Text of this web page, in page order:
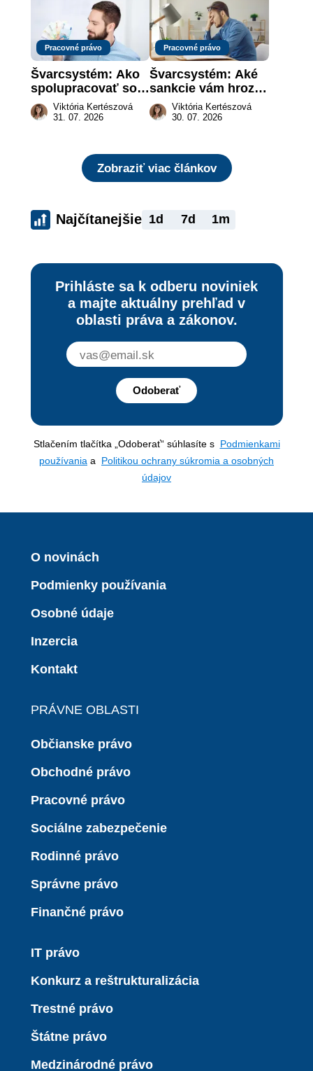
Pracovné právo
Švarcsystém: Ako
spolupracovať so
živnostníkom
legálne a bez
Viktória Kertészová
31. 07. 2026
Pracovné právo
Švarcsystém: Aké
sankcie vám hrozia
a prečo nestačí
zaplatiť pokutu?
Viktória Kertészová
30. 07. 2026
Zobraziť viac článkov
Najčítanejšie 1d 7d 1m
Prihláste sa k odberu noviniek
a majte aktuálny prehľad v
oblasti práva a zákonov.
Odoberať
Stlačením tlačítka „Odoberať“ súhlasíte s Podmienkami
používania a Politikou ochrany súkromia a osobných
údajov
O novinách
Podmienky používania
Osobné údaje
Inzercia
Kontakt
PRÁVNE OBLASTI
Občianske právo
Obchodné právo
Pracovné právo
Sociálne zabezpečenie
Rodinné právo
Správne právo
Finančné právo
IT právo
Konkurz a reštrukturalizácia
Trestné právo
Štátne právo
Medzinárodné právo